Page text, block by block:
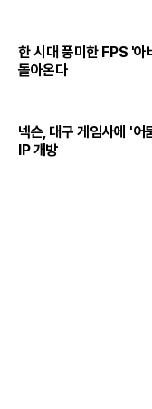
한 시대 풍미한 FPS '아
돌아온다
넥슨, 대구 게임사에 '어
IP 개방